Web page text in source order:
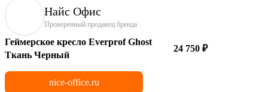
Найс Офис
Проверенный продавец бренда
Геймерское кресло Everprof Ghost
Ткань Черный
24 750 ₽
nice-office.ru